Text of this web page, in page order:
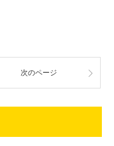
次のページ